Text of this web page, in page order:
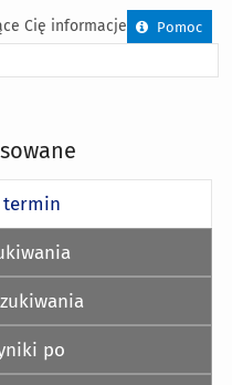
Pomoc
Cię informacje
termin
po